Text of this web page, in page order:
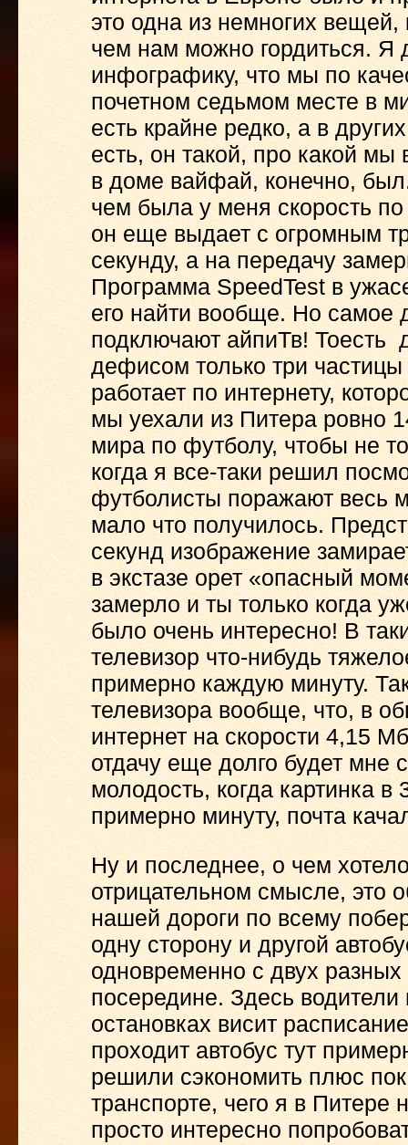
это одна из немногих вещей,
чем нам можно гордиться. Я
инфографику, что мы по
почетном седьмом месте в
есть крайне редко, а в
есть, он такой, про какой
в доме вайфай, конечно,
чем была у меня скорость
он еще выдает с огромным
секунду, а на передачу
Программа SpeedTest в
его найти вообще. Но самое
подключают айпиТв! Тоесть
дефисом только три
работает по интернету,
мы уехали из Питера ровно
мира по футболу, чтобы не
когда я все-таки решил
футболисты поражают весь
мало что получилось.
секунд изображение
в экстазе орет «опасный
замерло и ты только когда
было очень интересно! В
телевизор что-нибудь
примерно каждую минуту.
телевизора вообще, что, в
интернет на скорости 4,15
отдачу еще долго будет мне
молодость, когда картинка в
примерно минуту, почта
Ну и последнее, о чем
отрицательном смысле, это
нашей дороги по всему
одну сторону и другой
одновременно с двух разных
посередине. Здесь
остановках висит
проходит автобус тут
решили сэкономить плюс
транспорте, чего я в
просто интересно